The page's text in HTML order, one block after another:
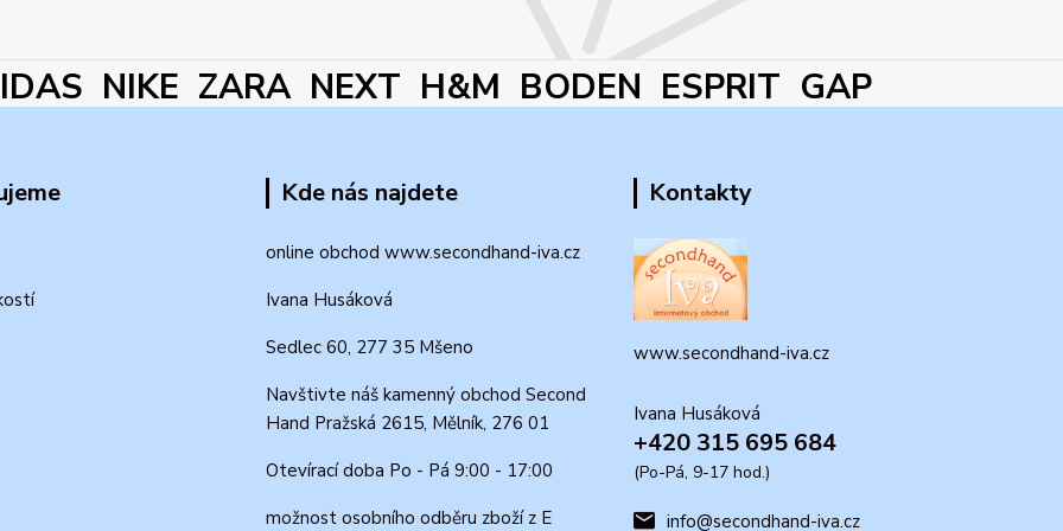
NIKE ZARA NEXT H&M BODEN ESPRIT GAP
Kde nás najdete
online obchod www.secondhand-iva.cz
Ivana Husáková
Sedlec 60, 277 35 Mšeno
Navštivte náš kamenný obchod Second
Hand Pražská 2615, Mělník, 276 01
Otevírací doba Po - Pá 9:00 - 17:00
možnost osobního odběru zboží z E
Kontakty
www.secondhand-iva.cz
Ivana Husáková
+420 315 695 684
(Po-Pá, 9-17 hod.)
info@secondhand-iva.cz